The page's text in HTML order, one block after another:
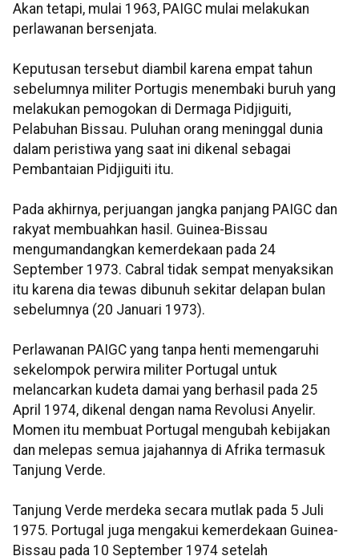
Akan tetapi, mulai 1963, PAIGC mulai melakukan
perlawanan bersenjata.
Keputusan tersebut diambil karena empat tahun
sebelumnya militer Portugis menembaki buruh yang
melakukan pemogokan di Dermaga Pidjiguiti,
Pelabuhan Bissau. Puluhan orang meninggal dunia
dalam peristiwa yang saat ini dikenal sebagai
Pembantaian Pidjiguiti itu.
Pada akhirnya, perjuangan jangka panjang PAIGC dan
rakyat membuahkan hasil. Guinea-Bissau
mengumandangkan kemerdekaan pada 24
September 1973. Cabral tidak sempat menyaksikan
itu karena dia tewas dibunuh sekitar delapan bulan
sebelumnya (20 Januari 1973).
Perlawanan PAIGC yang tanpa henti memengaruhi
sekelompok perwira militer Portugal untuk
melancarkan kudeta damai yang berhasil pada 25
April 1974, dikenal dengan nama Revolusi Anyelir.
Momen itu membuat Portugal mengubah kebijakan
dan melepas semua jajahannya di Afrika termasuk
Tanjung Verde.
Tanjung Verde merdeka secara mutlak pada 5 Juli
1975. Portugal juga mengakui kemerdekaan Guinea-
Bissau pada 10 September 1974 setelah